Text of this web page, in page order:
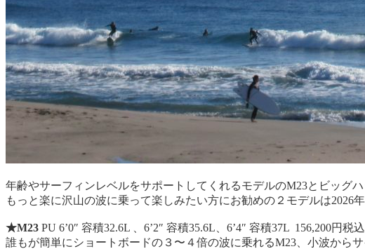
年齢やサーフィンレベルをサポートしてくれるモデルのM23とビッグハ
もっと楽に沢山の波に乗って楽しみたい方にお勧めの２モデルは2026
★M23 PU 6’0″ 容積32.6L 、6’2″ 容積35.6L、6’4″ 容積37L 156,200円税込
誰もが簡単にショートボードの３〜４倍の波に乗れるM23、小波から